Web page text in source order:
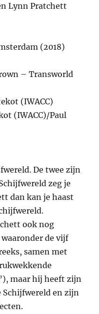
Lynn Pratchett
(2018)
– Transworld
(IWACC)
(IWACC)/Paul
De twee zijn
zeg je
dan kan je haast
ook nog
de vijf
samen met
maar hij heeft zijn
Schijfwereld en zijn